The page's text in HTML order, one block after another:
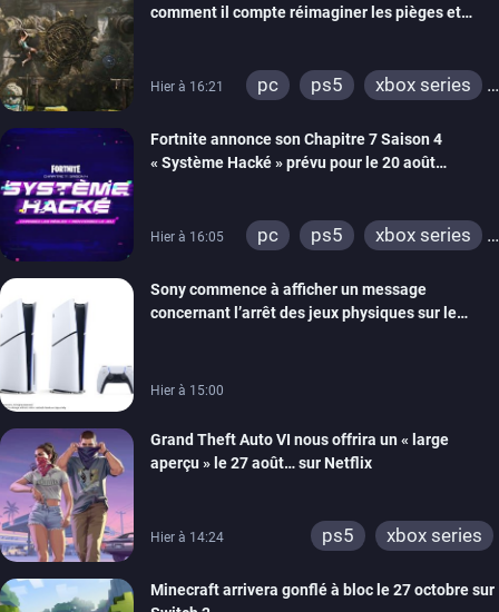
comment il compte réimaginer les pièges et
Hier à 16:21 pc ps5
xbox series
Fortnite annonce son Chapitre 7 Saison 4
« Système Hacké » prévu pour le 20 août
Hier à 16:05 pc ps5
xbox series
ps4
xbox one
switch 2
Sony commence à afficher un message
concernant l’arrêt des jeux physiques sur le
Hier à 15:00
Grand Theft Auto VI nous offrira un « large
aperçu » le 27 août… sur Netflix
Hier à 14:24 ps5 xbox series
Minecraft arrivera gonflé à bloc le 27 octobre sur